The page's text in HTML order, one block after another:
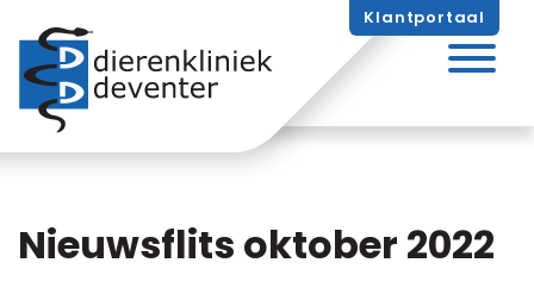
naar
inhoud
Klantportaal
Nieuwsflits oktober 2022